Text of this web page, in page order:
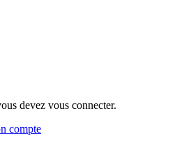
devez vous connecter.
compte